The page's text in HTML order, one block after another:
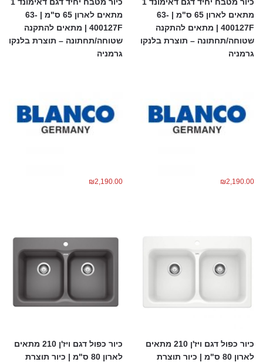
מתאים לארון 65 ס"מ | 63-
400127F | מתאים להתקנה
שטוחה/תחתונה – תוצרת בלנקו
גרמניה
₪2,190.00
מתאים לארון 65 ס"מ | 63-
400127F | מתאים להתקנה
שטוחה/תחתונה – תוצרת בלנקו
גרמניה
₪2,190.00
כיור כפול דגם ויז'ן 210 מתאים
לארון 80 ס"מ | כיור תוצרת
כיור כפול דגם ויז'ן 210 מתאים
לארון 80 ס"מ | כיור תוצרת